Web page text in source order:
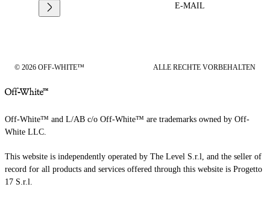
E-MAIL
© 2026 OFF-WHITE™ ALLE RECHTE VORBEHALTEN
Off-White™ and L/AB c/o Off-White™ are trademarks owned by Off-
White LLC.
This website is independently operated by The Level S.r.l, and the seller of
record for all products and services offered through this website is Progetto
17 S.r.l.